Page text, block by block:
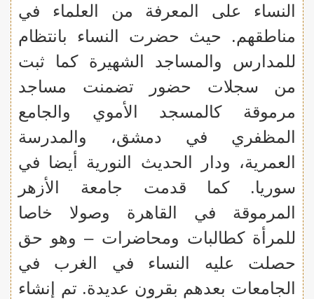
النساء على المعرفة من العلماء في
مناطقهم. حيث حضرت النساء بانتظام
للمدارس والمساجد الشهيرة كما ثبت
من سجلات حضور تضمنت مساجد
مرموقة كالمسجد الأموي والجامع
المظفري في دمشق، والمدرسة
العمرية، ودار الحديث النورية أيضا في
سوريا. كما قدمت جامعة الأزهر
المرموقة في القاهرة وصولا خاصا
للمرأة كطالبات ومحاضرات – وهو حق
حصلت عليه النساء في الغرب في
الجامعات بعدهم بقرون عديدة. تم إنشاء